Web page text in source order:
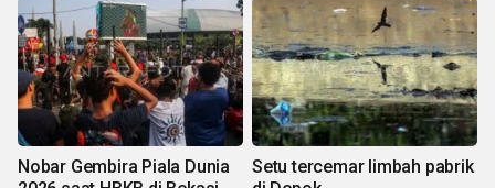
Nobar Gembira Piala Dunia
Setu tercemar limbah pabrik